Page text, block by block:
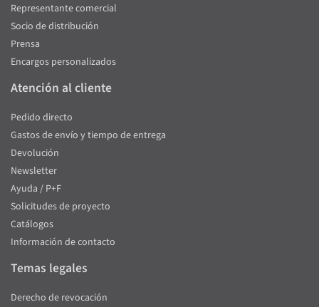
Representante comercial
Socio de distribución
Prensa
Encargos personalizados
Atención al cliente
Pedido directo
Gastos de envío y tiempo de entrega
Devolución
Newsletter
Ayuda / P+F
Solicitudes de proyecto
Catálogos
Información de contacto
Temas legales
Derecho de revocación